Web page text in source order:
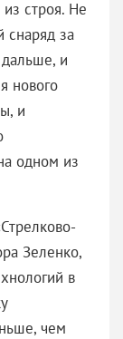
строя. Не
снаряд за
дальше, и
нового
и
одном из
Зеленко,
в
чем